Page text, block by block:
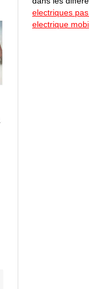
electriques
electrique